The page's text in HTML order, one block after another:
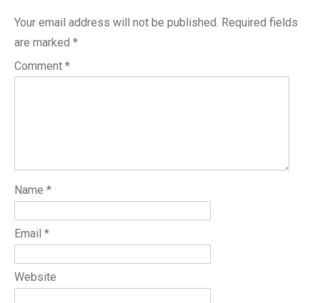
Your email address will not be published. Required fields
are marked *
Comment *
Name *
Email *
Website